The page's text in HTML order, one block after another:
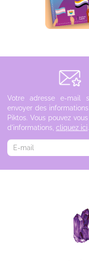
Votre adresse e-mail
envoyer des
Piktos. Vous pouvez
d'informations, cliquez ici.